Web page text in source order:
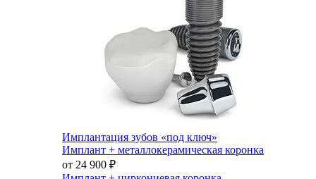
Имплантация зубов «под ключ»
Имплант + металлокерамическая коронка
от 24 900 ₽